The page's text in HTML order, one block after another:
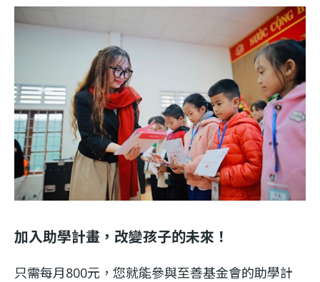
加入助學計畫，改變孩子的未來！
只需每月800元，您就能參與至善基金會的助學計